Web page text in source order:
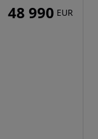
48 990 EUR